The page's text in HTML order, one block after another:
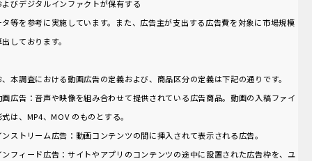
よびデジタルインファクトが保有する
タ等を参考に実施しています。また、広告主が支出する広告費を対象に市場規模
しております。
、本調査における動画広告の定義および、商品区分の定義は下記の通りです。
画広告：音声や映像を組み合わせて提供されている広告商品。動画の入稿ファイ
は、MP4、MOV のものとする。
ンストリーム広告：動画コンテンツの間に挿入されて表示される広告。
ンフィード広告：サイトやアプリのコンテンツの途中に設置された広告枠を、ユ